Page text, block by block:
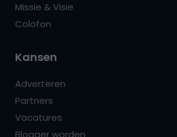
Missie & Visie
Colofon
Kansen
Adverteren
Partners
Vacatures
Blogger worden